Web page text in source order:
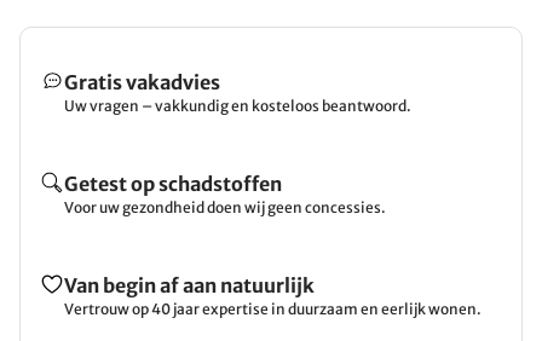
Gratis vakadvies
Uw vragen – vakkundig en kosteloos beantwoord.
Getest op schadstoffen
Voor uw gezondheid doen wij geen concessies.
Van begin af aan natuurlijk
Vertrouw op 40 jaar expertise in duurzaam en eerlijk wonen.